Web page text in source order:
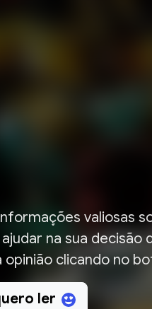
valiosas
na sua decisão
clicando no
ler